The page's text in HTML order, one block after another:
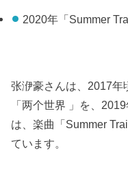
2020年「Summer
张洢豪さんは、2017年
「两个世界 」を、
は、楽曲「Summer
ています。